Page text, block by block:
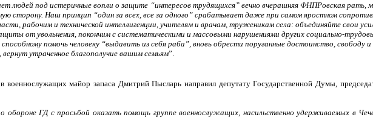
людей под истеричные вопли о защите “интересов трудящихся” вечно вчерашняя ФНПРовская рать,
сторону. Наш принцип “один за всех, все за одного” срабатывает даже при самом яростном
рабочим и технической интеллигенции, учителям и врачам, труженикам села: объединяйте свои
от увольнения, покончим с систематическими и массовыми нарушениями других социально-
помочь человеку “выдавить из себя раба”, вновь обрести поруганные достоинство, свободу и
утраченное благополучие вашим семьям”.
военнослужащих майор запаса Дмитрий Пысларь направил депутату Государственной Думы,
ГД с просьбой оказать помощь группе военнослужащих, насильственно удерживаемых в